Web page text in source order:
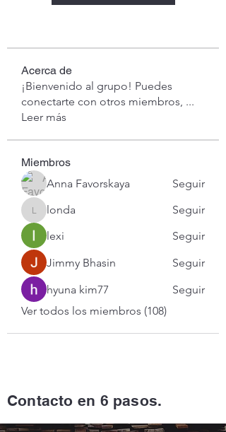
Acerca de
¡Bienvenido al grupo! Puedes
conectarte con otros miembros, ...
Leer más
Miembros
Anna Favorskaya
Seguir
londalonda
Seguir
lexi
Seguir
Jimmy Bhasin
Seguir
hyuna kim77
Seguir
Ver todos los miembros (108)
Contacto en 6 pasos.